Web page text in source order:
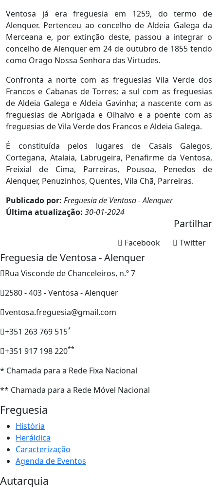
Ventosa já era freguesia em 1259, do termo de
Alenquer. Pertenceu ao concelho de Aldeia Galega da
Merceana e, por extinção deste, passou a integrar o
concelho de Alenquer em 24 de outubro de 1855 tendo
como Orago Nossa Senhora das Virtudes.
Confronta a norte com as freguesias Vila Verde dos
Francos e Cabanas de Torres; a sul com as freguesias
de Aldeia Galega e Aldeia Gavinha; a nascente com as
freguesias de Abrigada e Olhalvo e a poente com as
freguesias de Vila Verde dos Francos e Aldeia Galega.
É constituída pelos lugares de Casais Galegos,
Cortegana, Atalaia, Labrugeira, Penafirme da Ventosa,
Freixial de Cima, Parreiras, Pousoa, Penedos de
Alenquer, Penuzinhos, Quentes, Vila Chã, Parreiras.
Publicado por: Freguesia de Ventosa - Alenquer
Última atualização: 30-01-2024
Partilhar
Twitter
Facebook
Freguesia de Ventosa - Alenquer
Rua Visconde de Chanceleiros, n.º 7
2580 - 403 - Ventosa - Alenquer
ventosa.freguesia@gmail.com
+351 263 769 515*
+351 917 198 220**
* Chamada para a Rede Fixa Nacional
** Chamada para a Rede Móvel Nacional
Freguesia
História
Heráldica
Caracterização
Agenda de Eventos
Autarquia